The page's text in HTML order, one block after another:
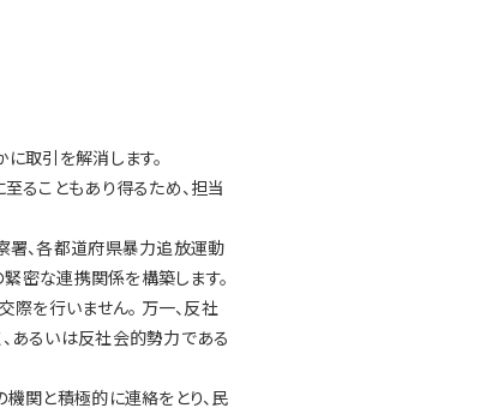
取引を解消します。
ることもあり得るため、担当
署、各都道府県暴力追放運動
密な連携関係を構築します。
を行いません。 万一、反社
あるいは反社会的勢力である
関と積極的に連絡をとり、民